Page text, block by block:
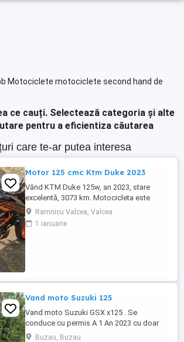
Motociclete motociclete second hand de
ce cauți. Selectează categoria și alte
pentru a eficientiza căutarea
care te-ar putea interesa
Motor 125 cmc Ktm Duke 2023
Vând KTM Duke 125w, an 2023, stare
excelentă, 3073 km. Motocicleta este
ideală pentru începători sau pentru oraș.
Fără daune, lovituri!
Ramnicu Valcea, Valcea
1 ianuarie
Vand moto Suzuki 125
Vand moto Suzuki GSX x125 . Se
conduce cu permis A 1 An 2023 cu doar
5000km Stare impecabila , fara cazaturi
Buzau, Buzau